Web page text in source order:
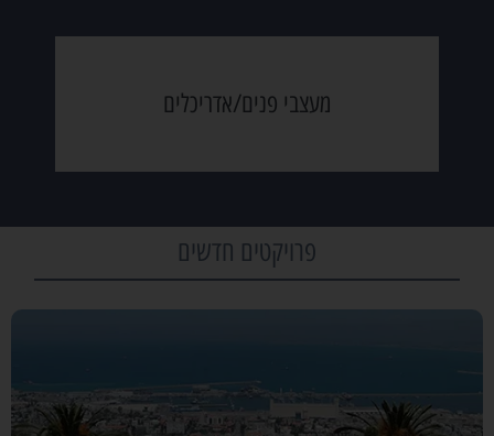
מעצבי פנים/אדריכלים
פרויקטים חדשים